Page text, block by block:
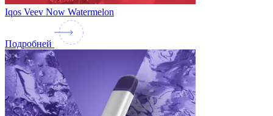
Iqos Veev Now Watermelon
Подробней